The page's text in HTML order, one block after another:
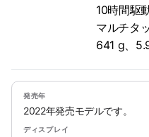
10時間駆
マルチタ
641 g、
発売年
2022年発売モデルです。
ディスプレイ